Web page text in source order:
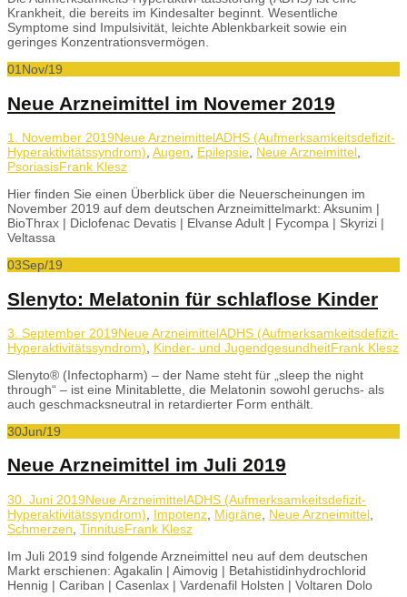
Krankheit, die bereits im Kindesalter beginnt. Wesentliche
Symptome sind Impulsivität, leichte Ablenkbarkeit sowie ein
geringes Konzentrationsvermögen.
01Nov/19
Neue Arzneimittel im Novemer 2019
1. November 2019Neue ArzneimittelADHS (Aufmerksamkeitsdefizit-
Hyperaktivitätssyndrom) Augen Epilepsie Neue Arzneimittel
PsoriasisFrank Klesz
Hier finden Sie einen Überblick über die Neuerscheinungen im
November 2019 auf dem deutschen Arzneimittelmarkt: Aksunim |
BioThrax | Diclofenac Devatis | Elvanse Adult | Fycompa | Skyrizi |
Veltassa
03Sep/19
Slenyto: Melatonin für schlaflose Kinder
3. September 2019Neue ArzneimittelADHS (Aufmerksamkeitsdefizit-
Hyperaktivitätssyndrom)
Kinder- und JugendgesundheitFrank Klesz
Slenyto® (Infectopharm) – der Name steht für „sleep the night
through“ – ist eine Minitablette, die Melatonin sowohl geruchs- als
auch geschmacksneutral in retardierter Form enthält.
30Jun/19
Neue Arzneimittel im Juli 2019
30. Juni 2019Neue ArzneimittelADHS (Aufmerksamkeitsdefizit-
Hyperaktivitätssyndrom)
Impotenz Migräne Neue Arzneimittel
Schmerzen TinnitusFrank Klesz
Im Juli 2019 sind folgende Arzneimittel neu auf dem deutschen
Markt erschienen: Agakalin | Aimovig | Betahistidinhydrochlorid
Hennig | Cariban | Casenlax | Vardenafil Holsten | Voltaren Dolo